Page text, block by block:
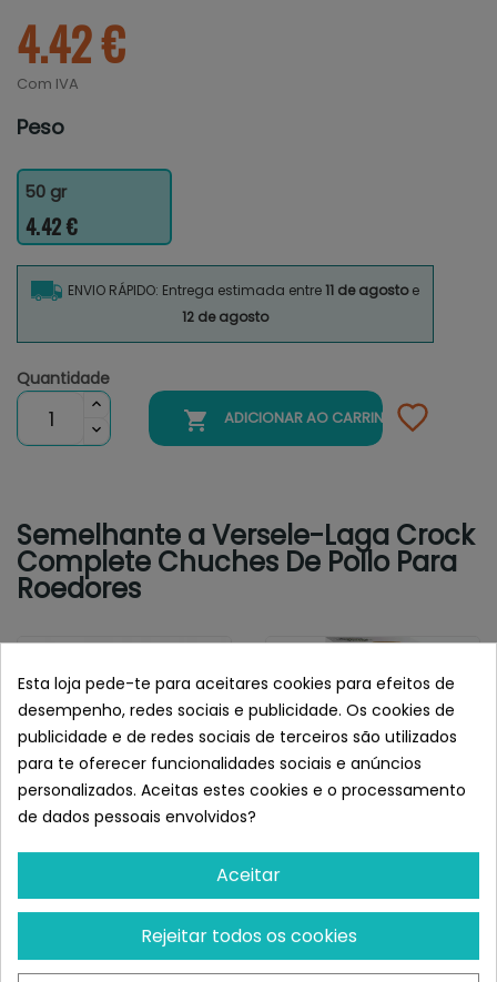
4.42 €
Com IVA
Peso
50 gr
4.42 €
ENVIO RÁPIDO: Entrega estimada entre11 de agostoe
12 de agosto
Quantidade
 ADICIONAR AO CARRINHO
Semelhante a Versele-Laga Crock
Complete Chuches De Pollo Para
Roedores
Versele-Laga Barritas
Sticks Para Conejos Y
¡Últimas produtos!
Versele-Laga Barritas
Sticks Para Ratas Y
Ratones...
¡Últimas produtos!
Esta loja pede-te para aceitares cookies para efeitos de
desempenho, redes sociais e publicidade. Os cookies de
publicidade e de redes sociais de terceiros são utilizados
para te oferecer funcionalidades sociais e anúncios
personalizados. Aceitas estes cookies e o processamento
de dados pessoais envolvidos?
Aceitar
Rejeitar todos os cookies